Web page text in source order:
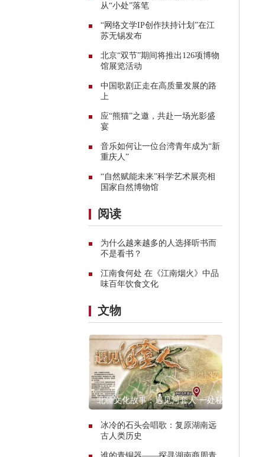
从“小处”落笔
“网络文学IP创作扶持计划”在江
苏无锡发布
北京“双节”期间将推出126项博物
馆展览活动
中国歌剧正走在高质量发展的路
上
应“熊猫”之邀，共赴一场光影盛
宴
音乐如何让一位台湾青年成为“新
重庆人”
“自然赋能未来”科学艺术展亮相
国家自然博物馆
阅读
为什么越来越多的人选择听书而
不是看书？
江南食何处 在《江南烟火》中品
味百年饮食文化
文物
北疆文化故事：遇见河套人 一处秘
冰冷的石头会唱歌：复原湖南远
古人类历史